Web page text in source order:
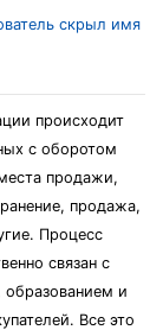
скрыл имя
происходит
с оборотом
продажи,
продажа,
Процесс
связан с
и
Все это